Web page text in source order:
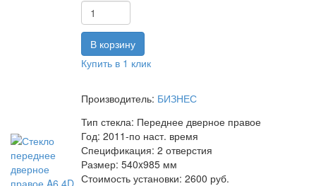
Купить в 1 клик
Производитель: БИЗНЕС
Тип стекла: Переднее дверное правое
Год: 2011-по наст. время
Спецификация: 2 отверстия
Размер: 540x985 мм
Стоимость установки: 2600 руб.